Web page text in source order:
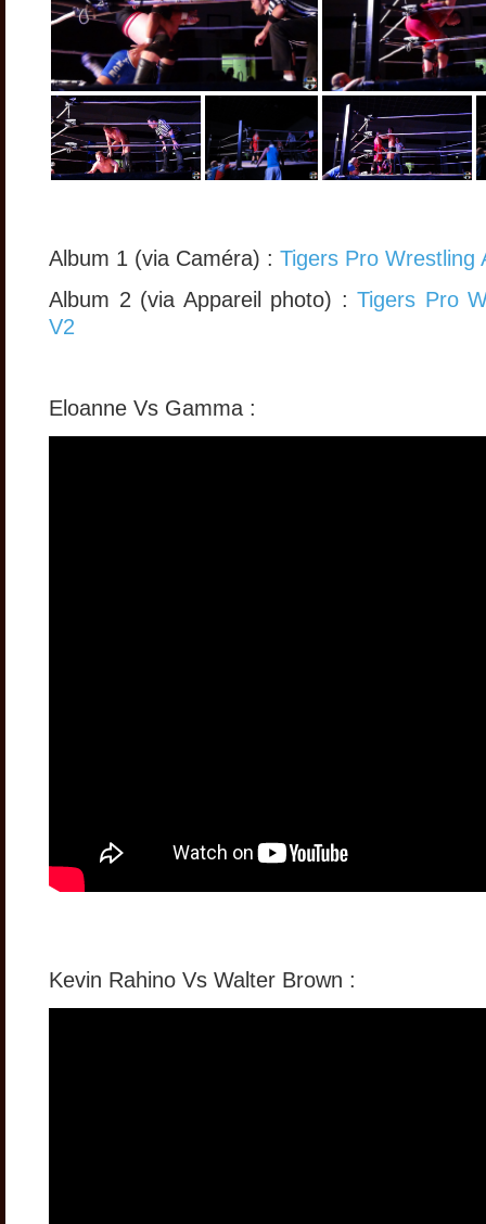
Album 1 (via Caméra) : Tigers Pro Wrestling
Album 2 (via Appareil photo) :Tigers Pro
V2
Eloanne Vs Gamma :
Kevin Rahino Vs Walter Brown :